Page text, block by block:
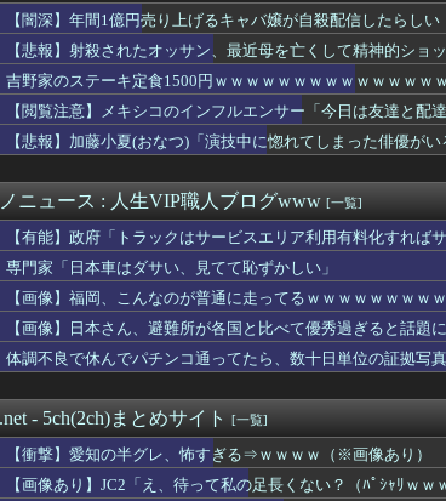
でセッ○スしてきた結果ｗｗｗｗｗｗｗｗwwww
ザーワイ、子供の担任と朝を迎える
ス、タバコ販売禁止法案が可決されるｗｗｗｗｗ
んだけどこうなるwww
ングリア行ってきたんだけどほんとーーーにおもんない！
配達員、ブチギレる・・・・・
ワイが親に送ったブチギレLINEがこちら
「え、待って私の足長くない？（ﾊﾟｼｬﾘｗｗｗｗｗｗｗｗ
姉ちゃんがこんなパンティみたいな服を着てきたらどうする
パン』だけ食べてる男の部屋、ガチでエグいwwwwww
れたオッサン、最近母を亡くして精神的ショックを受けて
ち巨乳JD2人組、川遊び中にチャラ男にナンパされるｗ
輩女子、かわいくていい匂いするけどマジでとんでもなく
に熊本地震直撃した動画がやばすぎると話題に・・・
150g×2丁で250円か…高いけど美味そうだし一丁買ってみる
150g×2丁で250円か…高いけど美味そうだし一丁買ってみる
、AIに投資しすぎて史上初のマイナスキャッシュフローに
さん、イケメンにするメス顔がこれｗｗｗwｗｗｗｗｗｗｗ
キ定食1500円ｗｗｗｗｗｗｗｗｗｗｗｗｗｗｗｗｗｗｗ
テレビで水着JK♡♡♡♡♡♡
子アナ、ジジイ整体師におっぱいを揉まれテレビで放送さ
【闇深】年間1億円売り上げるキャバ嬢が自殺配信したらしい
【悲報】射殺されたオッサン、最近母を亡くして精神的ショ
吉野家のステーキ定食1500円ｗｗｗｗｗｗｗｗｗｗｗｗｗｗ
【閲覧注意】メキシコのインフルエンサー「今日は友達と
【悲報】加藤小夏(おなつ)「演技中に惚れてしまった俳優がい
ニュース : 人生VIP職人ブログwww [一覧]
【有能】政府「トラックはサービスエリア利用有料化すれば
専門家「日本車はダサい、見てて恥ずかしい」
【画像】福岡、こんなのが普通に走ってるｗｗｗｗｗｗｗｗ
【画像】日本さん、避難所が各国と比べて優秀過ぎると話題に
体調不良で休んでパチンコ通ってたら、数十日単位の証拠写
- 5ch(2ch)まとめサイト [一覧]
【衝撃】愛知の半グレ、怖すぎる⇒ｗｗｗｗ（※画像あり）
【画像あり】JC2「え、待って私の足長くない？（ﾊﾟｼｬﾘｗ